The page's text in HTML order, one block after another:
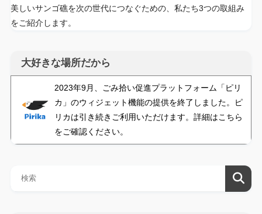
美しいサンゴ礁を次の世代につなぐための、私たち3つの取組み
をご紹介します。
大好きな場所だから
2023年9月、ごみ拾い促進プラットフォーム「ピリ
カ」のウィジェット機能の提供を終了しました。ピ
リカは引き続きご利用いただけます。詳細はこちら
をご確認ください。